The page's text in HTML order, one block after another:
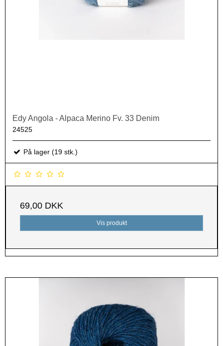
Edy Angola - Alpaca Merino Fv. 33 Denim
24525
På lager (19 stk.)
69,00 DKK
Vis produkt